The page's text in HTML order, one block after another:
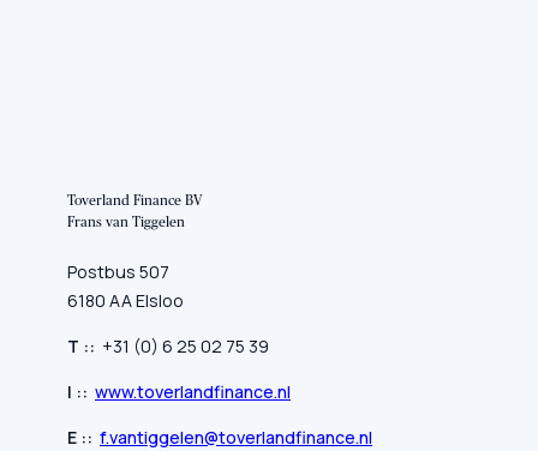
Toverland Finance BV
Frans van Tiggelen
Postbus 507
6180 AA Elsloo
T :: +31 (0) 6 25 02 75 39
I :: www.toverlandfinance.nl
E :: f.vantiggelen@toverlandfinance.nl